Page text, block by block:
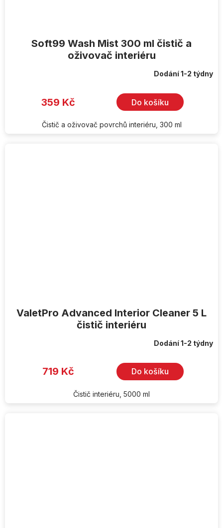
Soft99 Wash Mist 300 ml čistič a
oživovač interiéru
Dodání 1-2 týdny
359 Kč Do košíku
Čistič a oživovač povrchů interiéru, 300 ml
ValetPro Advanced Interior Cleaner 5 L
čistič interiéru
Dodání 1-2 týdny
719 Kč Do košíku
Čistič interiéru, 5000 ml